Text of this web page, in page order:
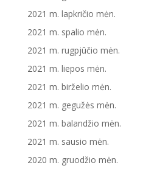
2021 m. lapkričio mėn.
2021 m. spalio mėn.
2021 m. rugpjūčio mėn.
2021 m. liepos mėn.
2021 m. birželio mėn.
2021 m. gegužės mėn.
2021 m. balandžio mėn.
2021 m. sausio mėn.
2020 m. gruodžio mėn.